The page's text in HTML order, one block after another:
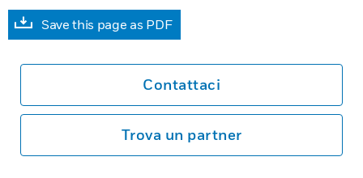
Save this page as PDF
Contattaci
Trova un partner